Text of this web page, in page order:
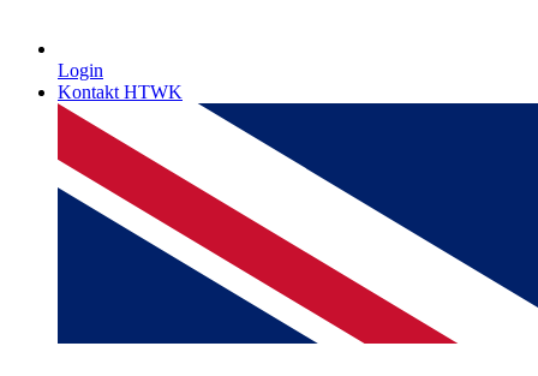
Login
Kontakt HTWK